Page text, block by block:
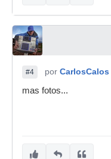
#4 por CarlosCalos
mas fotos...